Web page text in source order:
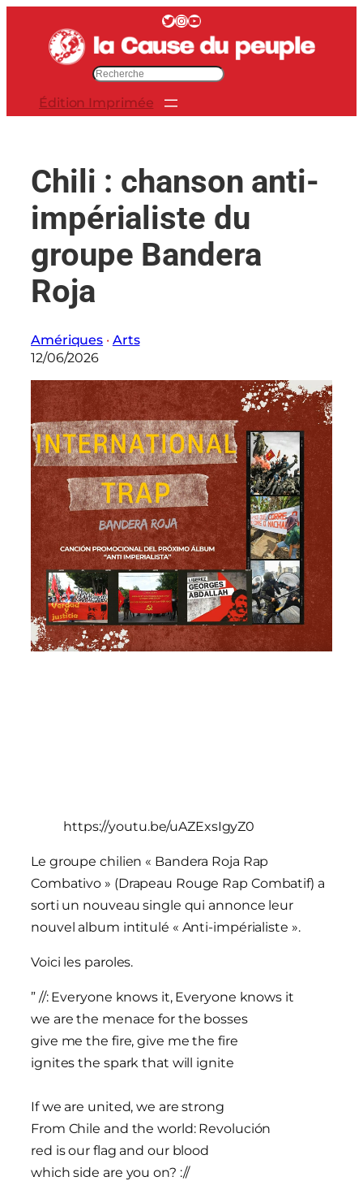
contenu
Twitter InstagramYouTube
c
e
r
Édition Imprimée
Chili : chanson anti-
impérialiste du
groupe Bandera
Roja
Amériques · Arts
12/06/2026
https://youtu.be/uAZExsIgyZ0
Le groupe chilien « Bandera Roja Rap
Combativo » (Drapeau Rouge Rap Combatif) a
sorti un nouveau single qui annonce leur
nouvel album intitulé « Anti-impérialiste ».
Voici les paroles.
” //: Everyone knows it, Everyone knows it
we are the menace for the bosses
give me the fire, give me the fire
ignites the spark that will ignite
If we are united, we are strong
From Chile and the world: Revolución
red is our flag and our blood
which side are you on? ://